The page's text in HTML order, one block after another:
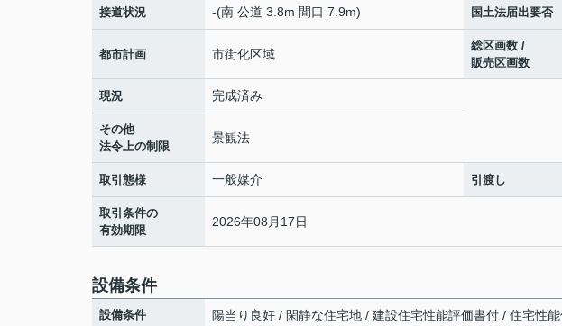
接道状況 -(南 公道 3.8m 間口 7.9m) 国土法届出要否
都市計画 市街化区域
総区画数 /
販売区画数
現況 完成済み
その他
法令上の制限
景観法
取引態様 一般媒介 引渡し
取引条件の
有効期限
2026年08月17日
設備条件
設備条件
陽当り良好 / 閑静な住宅地 / 建設住宅性能評価書付 / 住宅性